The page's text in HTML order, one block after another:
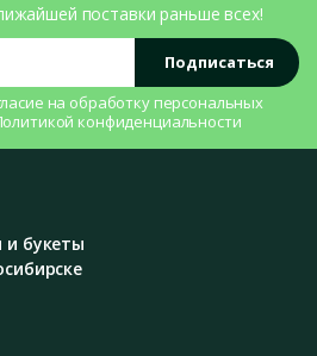
поставки раньше всех!
Подписаться
на обработку персональных
конфиденциальности
и букеты